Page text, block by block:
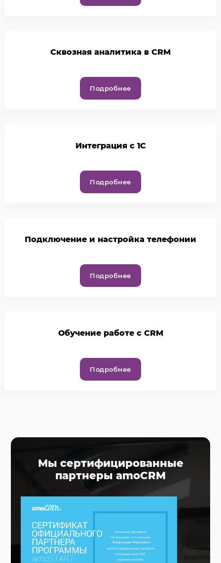
Cквозная аналитика в CRM
Подробнее
Интеграция с 1С
Подробнее
Подключение и настройка телефонии
Подробнее
Обучение работе с CRM
Подробнее
Мы сертифицированные
партнеры amoCRM